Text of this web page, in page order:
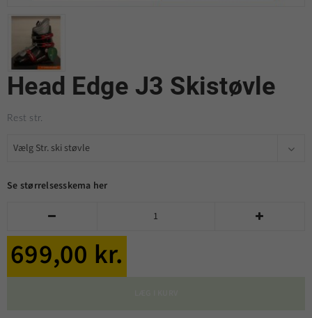
Head Edge J3 Skistøvle
Rest str.
Se størrelsesskema her
 
699,00 kr.